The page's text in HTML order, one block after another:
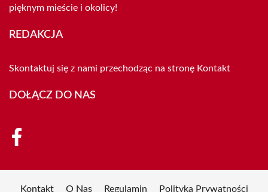
pięknym mieście i okolicy!
REDAKCJA
Skontaktuj się z nami przechodząc na stronę Kontakt
DOŁĄCZ DO NAS
Kontakt O Nas Regulamin Polityka Prywatności